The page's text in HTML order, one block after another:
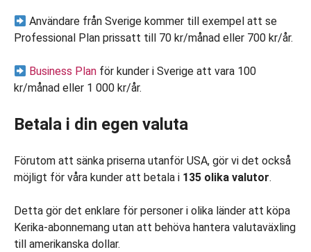
Användare från Sverige kommer till exempel att se
Professional Plan prissatt till 70 kr/månad eller 700 kr/år.
Business Plan för kunder i Sverige att vara 100
kr/månad eller 1 000 kr/år.
Betala i din egen valuta
Förutom att sänka priserna utanför USA, gör vi det också
möjligt för våra kunder att betala i 135 olika valutor.
Detta gör det enklare för personer i olika länder att köpa
Kerika-abonnemang utan att behöva hantera valutaväxling
till amerikanska dollar.